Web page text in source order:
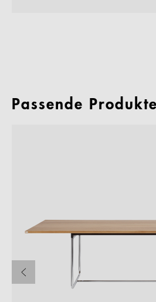
Passende Produkte